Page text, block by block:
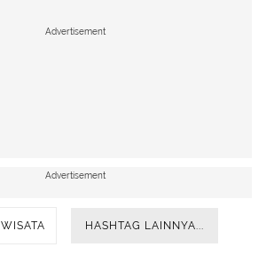
Advertisement
Advertisement
WISATA HASHTAG LAINNYA...